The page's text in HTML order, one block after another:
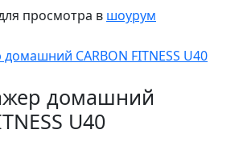
просмотра в шоурум
домашний
U40